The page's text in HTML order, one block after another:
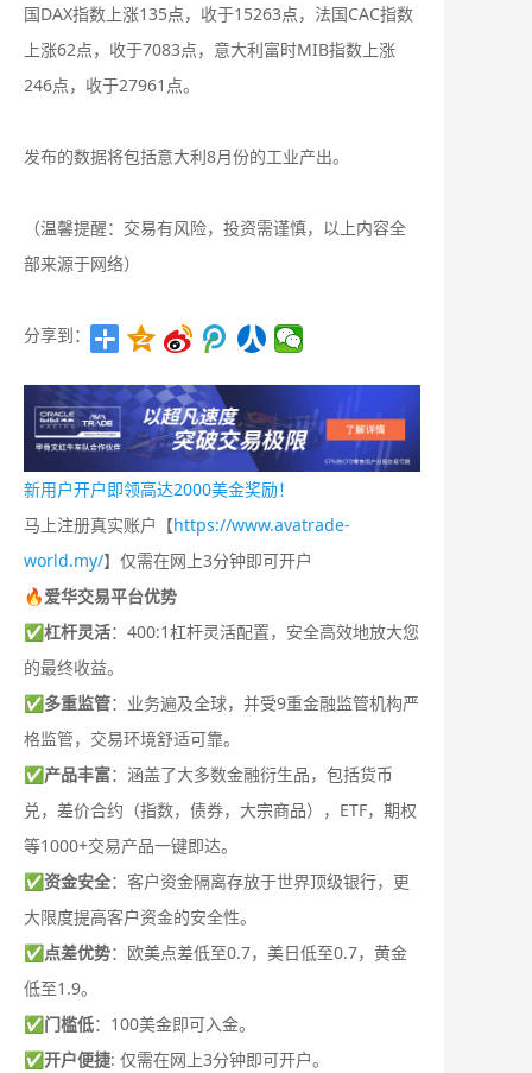
国DAX指数上涨135点，收于15263点，法国CAC指数
上涨62点，收于7083点，意大利富时MIB指数上涨
246点，收于27961点。
发布的数据将包括意大利8月份的工业产出。
（温馨提醒：交易有风险，投资需谨慎，以上内容全
部来源于网络）
分享到：
新用户开户即领高达2000美金奖励！
马上注册真实账户【https://www.avatrade-
world.my/】仅需在网上3分钟即可开户
🔥爱华交易平台优势
✅杠杆灵活：400:1杠杆灵活配置，安全高效地放大您
的最终收益。
✅多重监管：业务遍及全球，并受9重金融监管机构严
格监管，交易环境舒适可靠。
✅产品丰富：涵盖了大多数金融衍生品，包括货币
兑，差价合约（指数，债券，大宗商品），ETF，期权
等1000+交易产品一键即达。
✅资金安全：客户资金隔离存放于世界顶级银行，更
大限度提高客户资金的安全性。
✅点差优势：欧美点差低至0.7，美日低至0.7，黄金
低至1.9。
✅门槛低：100美金即可入金。
✅开户便捷: 仅需在网上3分钟即可开户。